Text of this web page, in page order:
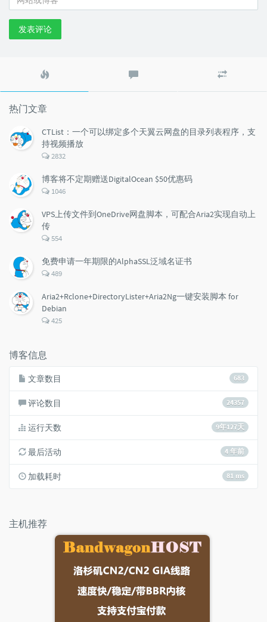
发表评论
文
评
文
热门文章
CTList：一个可以绑定多个天翼云网盘的目录列表程序，支
持视频播放
评
数：
2832
博客将不定期赠送DigitalOcean $50优惠码
评
数：
1046
VPS上传文件到OneDrive网盘脚本，可配合Aria2实现自动上
传
评
数：
554
免费申请一年期限的AlphaSSL泛域名证书
评
数：
489
Aria2+Rclone+DirectoryLister+Aria2Ng一键安装脚本 for
Debian
评
425
博客信息
683
文章数目
24357
评论数目
9年127天
运行天数
4 年前
最后活动
81 ms
加载耗时
主机推荐